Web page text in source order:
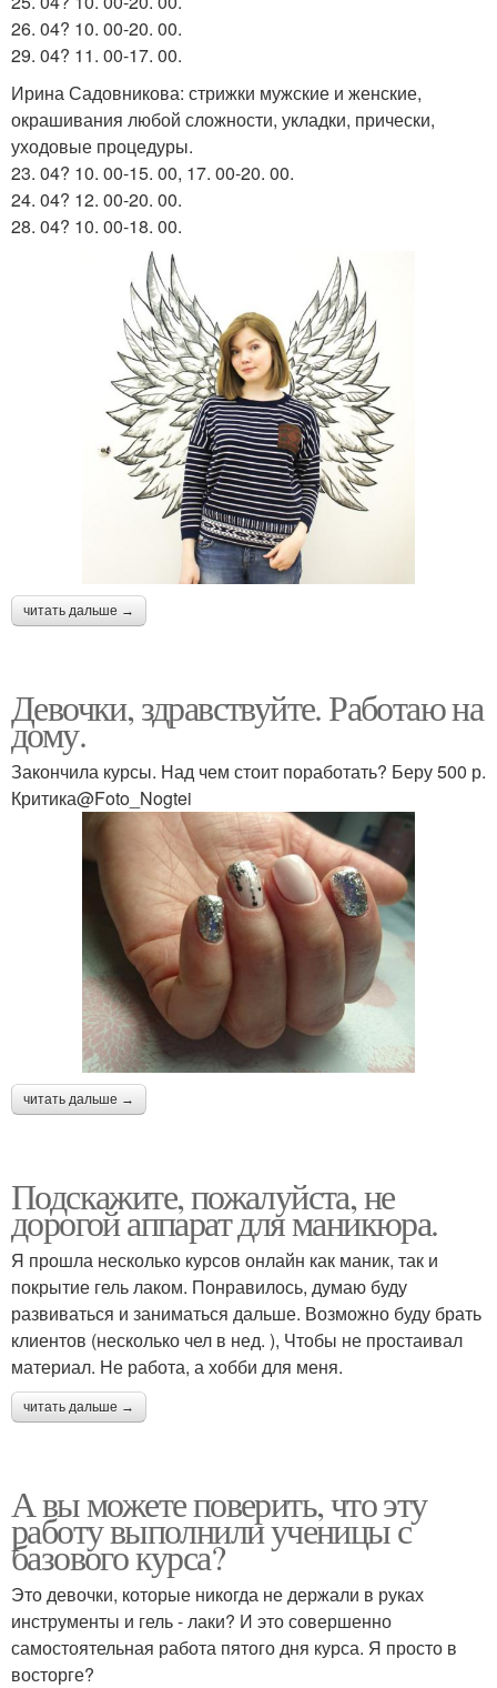
26. 04? 10. 00-20. 00.
29. 04? 11. 00-17. 00.
Ирина Садовникова: стрижки мужские и женские,
окрашивания любой сложности, укладки, прически,
уходовые процедуры.
23. 04? 10. 00-15. 00, 17. 00-20. 00.
24. 04? 12. 00-20. 00.
28. 04? 10. 00-18. 00.
читать дальше →
Девочки, здравствуйте. Работаю на
дому.
Закончила курсы. Над чем стоит поработать? Беру 500 р.
Критика@Foto_Nogtei
читать дальше →
Подскажите, пожалуйста, не
дорогой аппарат для маникюра.
Я прошла несколько курсов онлайн как маник, так и
покрытие гель лаком. Понравилось, думаю буду
развиваться и заниматься дальше. Возможно буду брать
клиентов (несколько чел в нед. ), Чтобы не простаивал
материал. Не работа, а хобби для меня.
читать дальше →
А вы можете поверить, что эту
работу выполнили ученицы с
базового курса?
Это девочки, которые никогда не держали в руках
инструменты и гель - лаки? И это совершенно
самостоятельная работа пятого дня курса. Я просто в
восторге?